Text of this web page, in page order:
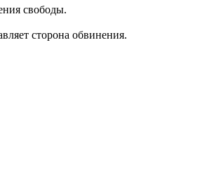
свободы.
сторона обвинения.